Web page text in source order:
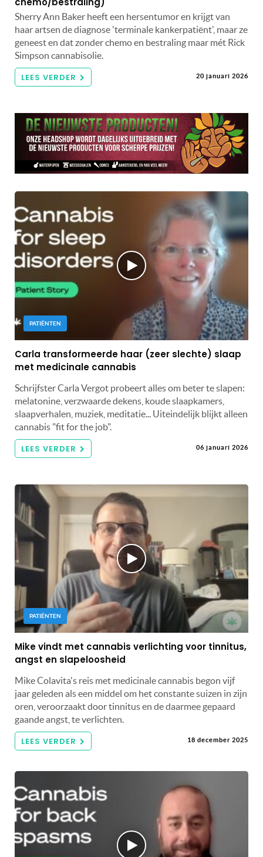
Sherry Ann Baker heeft een hersentumor en krijgt van
haar artsen de diagnose 'terminale kankerpatiënt', maar ze
geneest en dat zonder chemo en bestraling maar mét Rick
Simpson cannabisolie.
LEES VERDER 20 januari 2026
PATIËNTEN
Carla transformeerde haar (zeer slechte) slaap
met medicinale cannabis
Schrijfster Carla Vergot probeert alles om beter te slapen:
melatonine, verzwaarde dekens, koude slaapkamers,
slaapverhalen, muziek, meditatie... Uiteindelijk blijkt alleen
cannabis "fit for the job".
LEES VERDER 06 januari 2026
PATIËNTEN
Mike vindt met cannabis verlichting voor tinnitus,
angst en slapeloosheid
Mike Colavita's reis met medicinale cannabis begon vijf
jaar geleden als een middel om het constante suizen in zijn
oren, veroorzaakt door tinnitus en de daarmee gepaard
gaande angst, te verlichten.
LEES VERDER 18 december 2025